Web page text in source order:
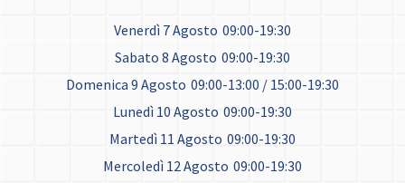
Venerdì 7 Agosto 09:00-19:30
Sabato 8 Agosto 09:00-19:30
Domenica 9 Agosto 09:00-13:00 / 15:00-19:30
Lunedì 10 Agosto 09:00-19:30
Martedì 11 Agosto 09:00-19:30
Mercoledì 12 Agosto 09:00-19:30